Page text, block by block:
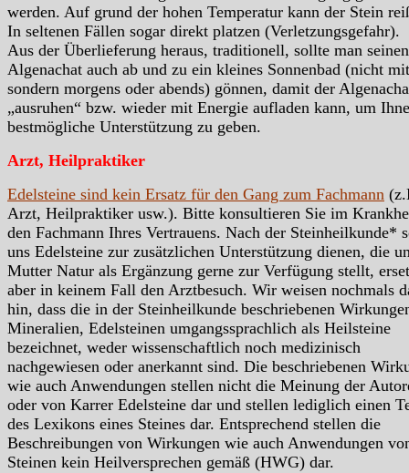
werden. Auf grund der hohen Temperatur kann der Stein
In seltenen Fällen sogar direkt platzen (Verletzungsgefahr).
Aus der Überlieferung heraus, traditionell, sollte man seinen
Algenachat auch ab und zu ein kleines Sonnenbad (nicht
sondern morgens oder abends) gönnen, damit der
„ausruhen“ bzw. wieder mit Energie aufladen kann, um
bestmögliche Unterstützung zu geben.
Arzt, Heilpraktiker
Edelsteine sind kein Ersatz für den Gang zum Fachmann
Arzt, Heilpraktiker usw.). Bitte konsultieren Sie im
den Fachmann Ihres Vertrauens. Nach der Steinheilkunde*
uns Edelsteine zur zusätzlichen Unterstützung dienen, die
Mutter Natur als Ergänzung gerne zur Verfügung stellt,
aber in keinem Fall den Arztbesuch. Wir weisen nochmals
hin, dass die in der Steinheilkunde beschriebenen
Mineralien, Edelsteinen umgangssprachlich als Heilsteine
bezeichnet, weder wissenschaftlich noch medizinisch
nachgewiesen oder anerkannt sind. Die beschriebenen
wie auch Anwendungen stellen nicht die Meinung der
oder von Karrer Edelsteine dar und stellen lediglich einen
des Lexikons eines Steines dar. Entsprechend stellen die
Beschreibungen von Wirkungen wie auch Anwendungen
Steinen kein Heilversprechen gemäß (HWG) dar.